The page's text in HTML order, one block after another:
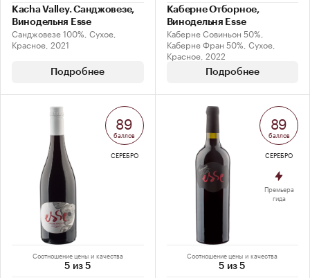
Kacha Valley. Санджовезе,
Винодельня Esse
Санджовезе 100%, Сухое,
Красное, 2021
Подробнее
Каберне Отборное,
Винодельня Esse
Каберне Совиньон 50%,
Каберне Фран 50%, Сухое,
Красное, 2022
Подробнее
Соотношение цены и качества
5 из 5
89
баллов
СЕРЕБРО
Соотношение цены и качества
5 из 5
89
баллов
СЕРЕБРО
Премьера
гида